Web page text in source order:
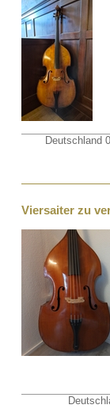
Deutschland
Viersaiter zu